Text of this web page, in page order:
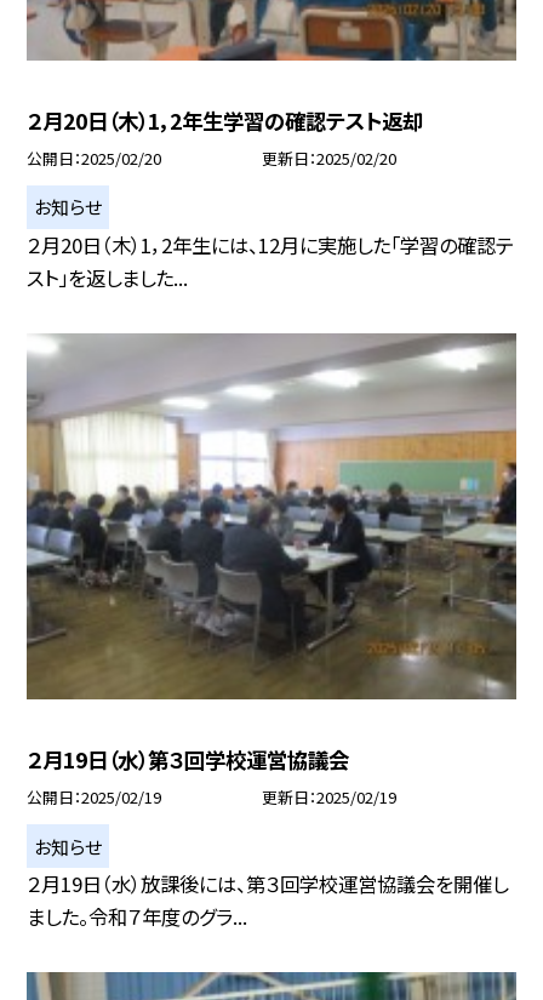
２月20日（木）1，2年生学習の確認テスト返却
公開日 2025/02/20 更新日 2025/02/20
お知らせ
２月20日（木）1，2年生には、12月に実施した「学習の確認テ
スト」を返しました...
２月19日（水）第３回学校運営協議会
公開日 2025/02/19 更新日 2025/02/19
お知らせ
２月19日（水）放課後には、第３回学校運営協議会を開催し
ました。令和７年度のグラ...